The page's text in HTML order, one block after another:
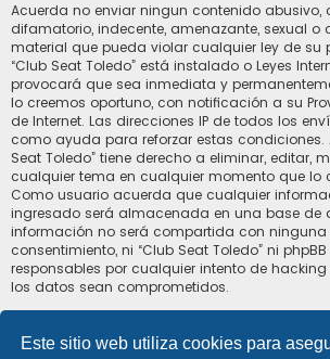
Este sitio web utiliza cookies para
Acuerda no enviar ningun contenido abusivo,
difamatorio, indecente, amenazante, sexual o
material que pueda violar cualquier ley de su
“Club Seat Toledo” está instalado o Leyes
provocará que sea inmediata y
lo creemos oportuno, con notificación a su
de Internet. Las direcciones IP de todos los
como ayuda para reforzar estas condiciones.
Seat Toledo” tiene derecho a eliminar, editar,
cualquier tema en cualquier momento que lo
Como usuario acuerda que cualquier
ingresado será almacenada en una base de
información no será compartida con ninguna
consentimiento, ni “Club Seat Toledo” ni
responsables por cualquier intento de
los datos sean comprometidos.